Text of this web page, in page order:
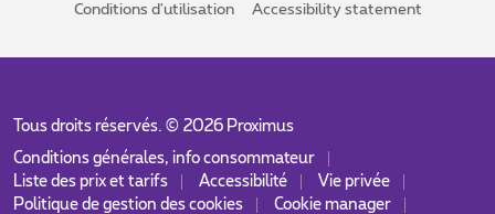
Conditions d'utilisation Accessibility statement
Tous droits réservés. © 2026Proximus
Conditions générales, info consommateur
Liste des prix et tarifs
Accessibilité
Vie privée
Politique de gestion des cookies
Cookie manager